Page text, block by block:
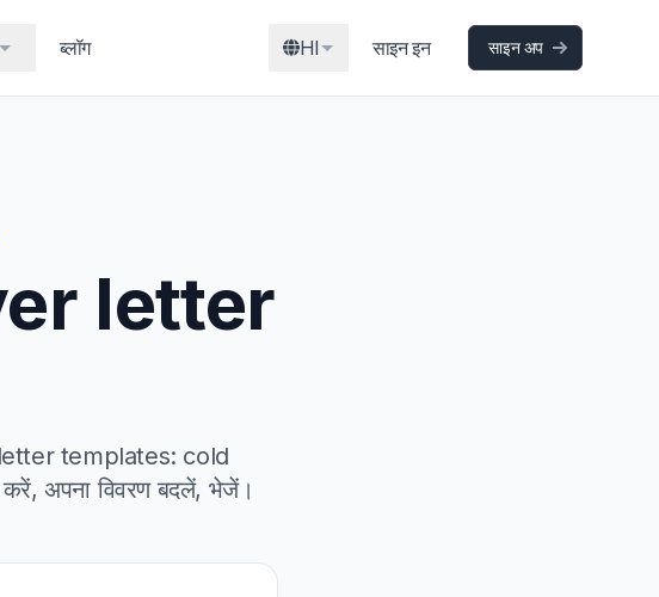
ब्लॉग HI साइन इन साइन अप
letter
letter templates: cold
अपना विवरण बदलें, भेजें।